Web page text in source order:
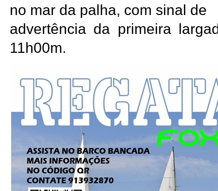
no mar da palha, com sinal de
advertência da primeira
11h00m.